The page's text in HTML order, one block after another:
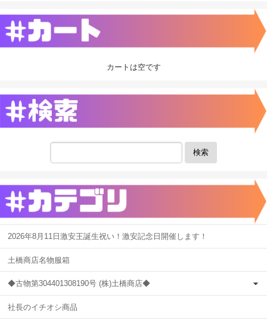
カートは空です
検索
2026年8月11日激安王誕生祝い！激安記念日開催します！
土橋商店名物服箱
◆古物第304401308190号 (株)土橋商店◆
社長のイチオシ商品